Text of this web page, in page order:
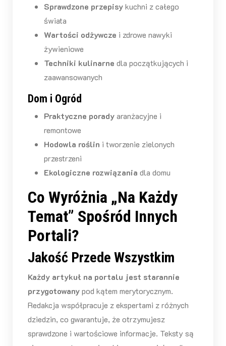
Sprawdzone przepisykuchni z całego
świata
Wartości odżywcze i zdrowe nawyki
żywieniowe
Techniki kulinarne dla początkujących i
zaawansowanych
Dom i Ogród
Praktyczne poradyaranżacyjne i
remontowe
Hodowla roślin i tworzenie zielonych
przestrzeni
Ekologiczne rozwiązania dla domu
Co Wyróżnia „Na Każdy
Temat” Spośród Innych
Portali?
Jakość Przede Wszystkim
Każdy artykuł na portalu jest starannie
przygotowanypod kątem merytorycznym.
Redakcja współpracuje z ekspertami z różnych
dziedzin, co gwarantuje, że otrzymujesz
sprawdzone i wartościowe informacje. Teksty są